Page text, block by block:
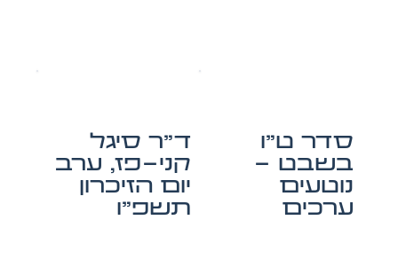
סדר ט"ו
בשבט -
נוטעים
ערכים
ד"ר סיגל
קני-פז, ערב
יום הזיכרון
תשפ"ו